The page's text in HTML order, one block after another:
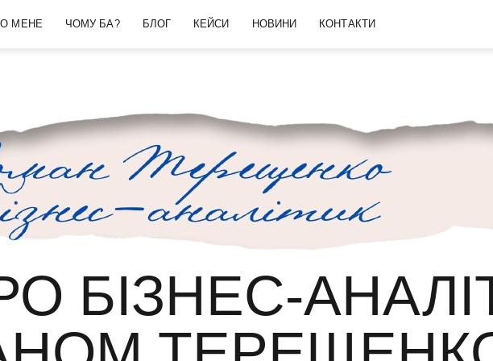
МЕНЕ ЧОМУ БА? БЛОГ КЕЙСИ НОВИНИ КОНТАКТИ
БІЗНЕС-